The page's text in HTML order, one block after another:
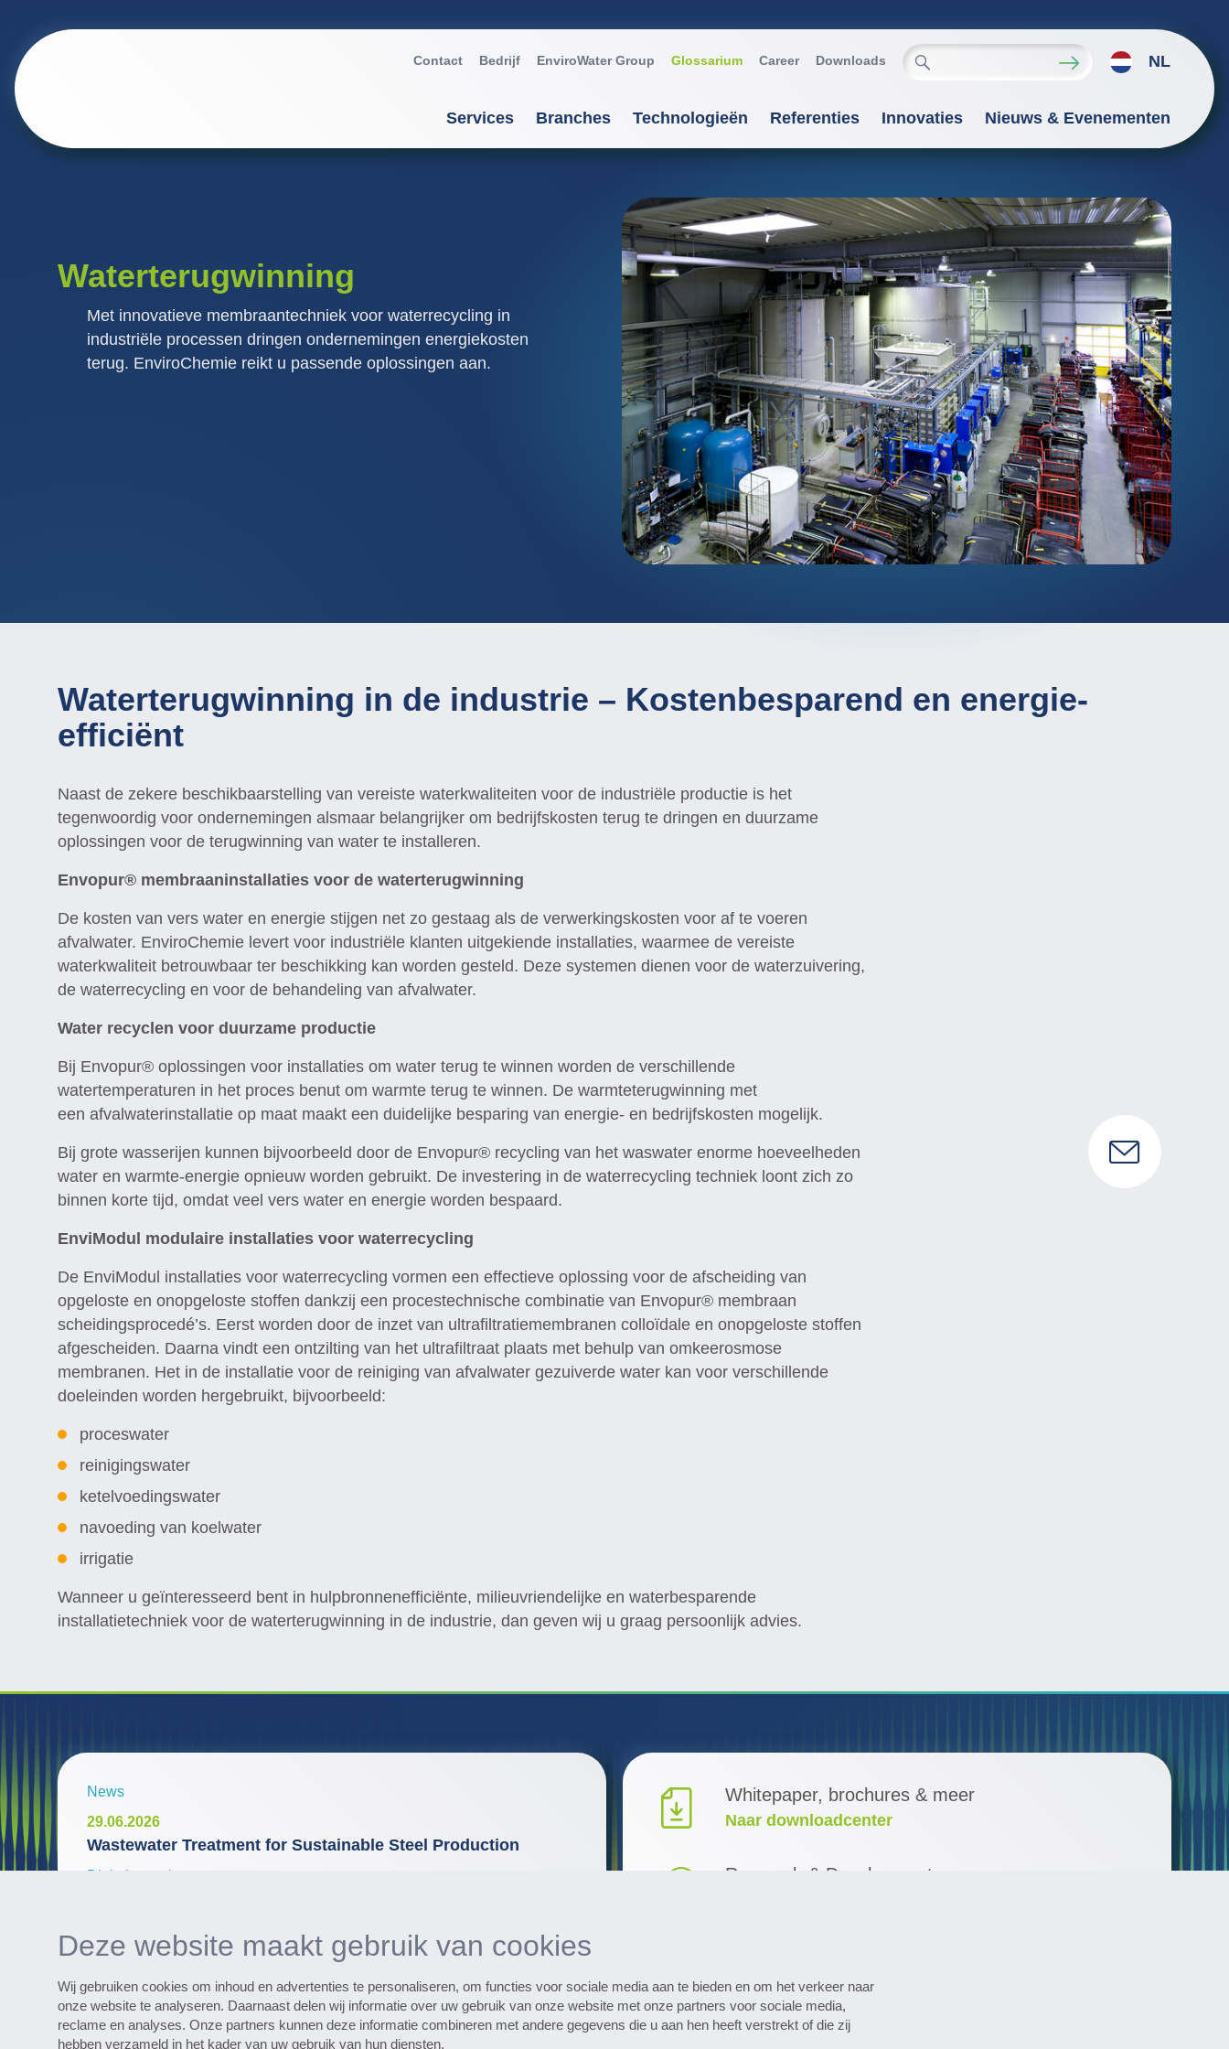
Deze website maakt gebruik van cookies
Wij gebruiken cookies om inhoud en advertenties te personaliseren, om functies voor sociale media aan te bieden en om het verkeer naar
onze website te analyseren. Daarnaast delen wij informatie over uw gebruik van onze website met onze partners voor sociale media,
reclame en analyses. Onze partners kunnen deze informatie combineren met andere gegevens die u aan hen heeft verstrekt of die zij
hebben verzameld in het kader van uw gebruik van hun diensten.
Waterterugwinning
Met innovatieve membraantechniek voor waterrecycling in
industriële processen dringen ondernemingen energiekosten
terug. EnviroChemie reikt u passende oplossingen aan.
Contact Bedrijf EnviroWater Group Glossarium Career Downloads NL
Services
Installatiebeheer
Branches
Automobiel
Chemie / Petrochemie
Cosmetica / Reinigingsmiddelen
Farma / Biotechnologie
Glas / Keramiek
Grote wasserijen / Textiel
Levensmiddelen / Dranken
Metaal / Oppervlaktebehandeling
Mijnbouw / Ertsverwerking
Technologieën
Aerobe procedé’s
Anaerobe procedé’s
Biomembraanprocedé
Filtratie / Adsorptie
Flotatie
Ionenuitwisseling
Membraanprocedé
Neerslaan / Vlokken / Sedimentatie
Neutralisatie
Referenties Innovaties Nieuws & Evenementen
Waterterugwinning in de industrie – Kostenbesparend en energie-
efficiënt
Naast de zekere beschikbaarstelling van vereiste waterkwaliteiten voor de industriële productie is het
tegenwoordig voor ondernemingen alsmaar belangrijker om bedrijfskosten terug te dringen en duurzame
oplossingen voor de terugwinning van water te installeren.
Envopur® membraaninstallaties voor de waterterugwinning
De kosten van vers water en energie stijgen net zo gestaag als de verwerkingskosten voor af te voeren
afvalwater. EnviroChemie levert voor industriële klanten uitgekiende installaties, waarmee de vereiste
waterkwaliteit betrouwbaar ter beschikking kan worden gesteld. Deze systemen dienen voor de waterzuivering,
de waterrecycling en voor de behandeling van afvalwater.
Water recyclen voor duurzame productie
Bij Envopur® oplossingen voor installaties om water terug te winnen worden de verschillende
watertemperaturen in het proces benut om warmte terug te winnen. De warmteterugwinning met
een afvalwaterinstallatie op maat maakt een duidelijke besparing van energie- en bedrijfskosten mogelijk.
Bij grote wasserijen kunnen bijvoorbeeld door de Envopur® recycling van het waswater enorme hoeveelheden
water en warmte-energie opnieuw worden gebruikt. De investering in de waterrecycling techniek loont zich zo
binnen korte tijd, omdat veel vers water en energie worden bespaard.
EnviModul modulaire installaties voor waterrecycling
De EnviModul installaties voor waterrecycling vormen een effectieve oplossing voor de afscheiding van
opgeloste en onopgeloste stoffen dankzij een procestechnische combinatie van Envopur® membraan
scheidingsprocedé’s. Eerst worden door de inzet van ultrafiltratiemembranen colloïdale en onopgeloste stoffen
afgescheiden. Daarna vindt een ontzilting van het ultrafiltraat plaats met behulp van omkeerosmose
membranen. Het in de installatie voor de reiniging van afvalwater gezuiverde water kan voor verschillende
doeleinden worden hergebruikt, bijvoorbeeld:
proceswater
reinigingswater
ketelvoedingswater
navoeding van koelwater
irrigatie
Wanneer u geïnteresseerd bent in hulpbronnenefficiënte, milieuvriendelijke en waterbesparende
installatietechniek voor de waterterugwinning in de industrie, dan geven wij u graag persoonlijk advies.
News
29.06.2026
Wastewater Treatment for Sustainable Steel Production
Digitale services
Ontdek talloze referentieprojecten
Whitepaper, brochures & meer
Naar downloadcenter
Research & Development
Naar de data